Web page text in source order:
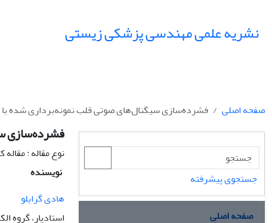
نشریه علمی مهندسی پزشکی زیستی
صفحه اصلی فشرده‌سازی سیگنال‌های صوتی قلب نمونه‌برداری شده با
فشرده‌سازی
نوع مقاله :
نویسنده
هادی گرایلو
استادیار،
جستجوی پیشرفته
صفحه اصلی